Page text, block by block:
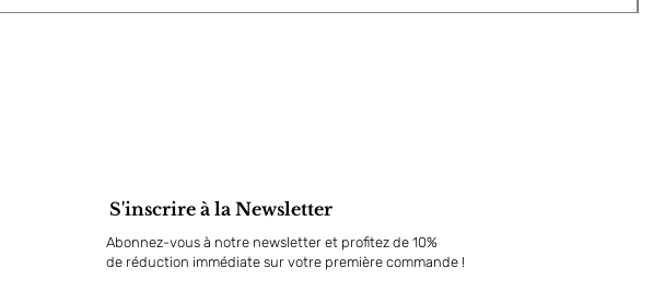
S'inscrire à la Newsletter
Abonnez-vous à notre newsletter et profitez de 10%
de réduction immédiate sur votre première commande !